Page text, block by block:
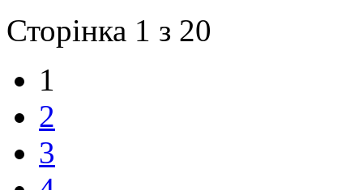
Сторінка 1 з 20
1
2
3